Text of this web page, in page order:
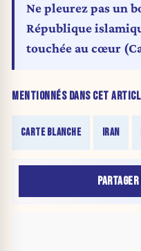
MENTIONNÉS DANS CET
CARTE BLANCHE IRAN
Ne pleurez pas un
République
touchée au cœur